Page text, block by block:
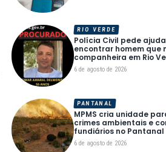
Polícia Civil pede
encontrar homem que
companheira em Rio
6 de agosto de 2026
RIO VERDE
MPMS cria unidade
crimes ambientais e
fundiários no Pantanal
6 de agosto de 2026
PANTANAL